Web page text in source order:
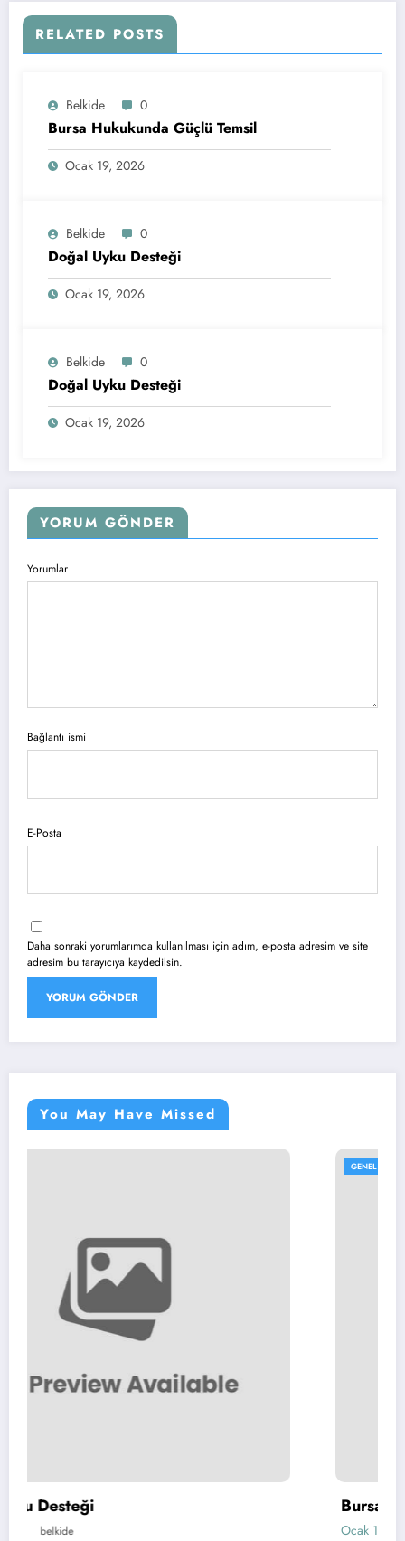
RELATED POSTS
Belkide 0
Bursa Hukukunda Güçlü Temsil
Ocak 19, 2026
Belkide 0
Doğal Uyku Desteği
Ocak 19, 2026
Belkide 0
Doğal Uyku Desteği
Ocak 19, 2026
YORUM GÖNDER
Yorumlar
Bağlantı ismi
E-Posta
Daha sonraki yorumlarımda kullanılması için adım, e-posta adresim ve site
adresim bu tarayıcıya kaydedilsin.
You May Have Missed
Bursa Hukukunda Güvenilir